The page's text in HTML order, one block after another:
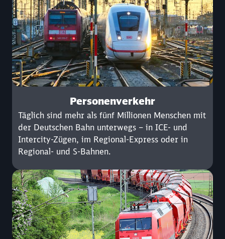
Personenverkehr
Täglich sind mehr als fünf Millionen Menschen mit
der Deutschen Bahn unterwegs – in ICE- und
Intercity-Zügen, im Regional-Express oder in
Regional- und S-Bahnen.